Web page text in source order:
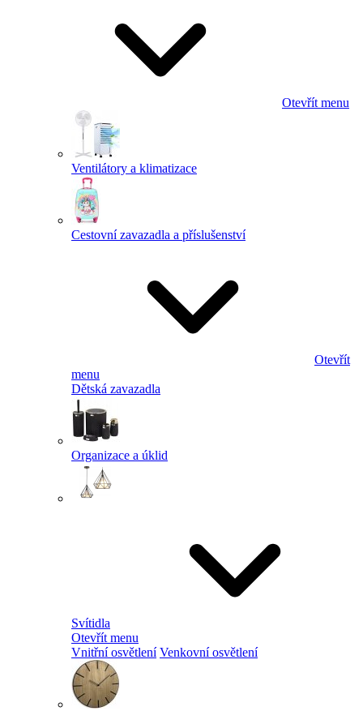
Otevřít menu
Ventilátory a klimatizace
Cestovní zavazadla a příslušenství
Otevřít
menu
Dětská zavazadla
Organizace a úklid
Svítidla
Otevřít menu
Vnitřní osvětlení Venkovní osvětlení